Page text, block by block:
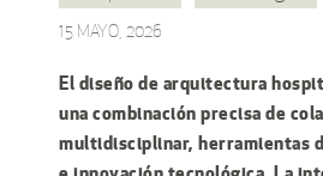
15 MAYO, 2026
El diseño de arquitectura
una combinación precisa de
multidisciplinar, herramientas